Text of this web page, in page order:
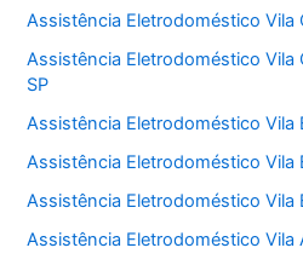
Assistência Eletrodoméstico Vila
Assistência Eletrodoméstico Vila
SP
Assistência Eletrodoméstico Vila
Assistência Eletrodoméstico Vila
Assistência Eletrodoméstico Vila
Assistência Eletrodoméstico Vila